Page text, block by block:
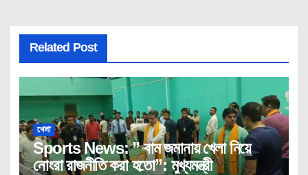
Related Post
খেলা
Sports News: ” বাম জমানায় খেলা নিয়ে
নোংরা রাজনীতি করা হতো”: মুখ্যমন্ত্রী